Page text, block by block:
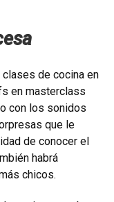
de cocina en
en masterclass
con los sonidos
que le
de conocer el
habrá
chicos.